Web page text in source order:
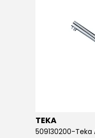
TEKA
509130200-Teka